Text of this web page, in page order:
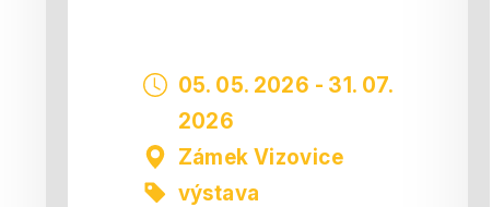
05. 05. 2026 - 31. 07.
2026
Zámek Vizovice
výstava